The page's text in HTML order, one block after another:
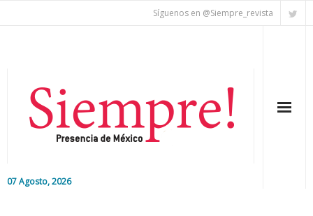
Síguenos en @Siempre_revista
07 Agosto, 2026